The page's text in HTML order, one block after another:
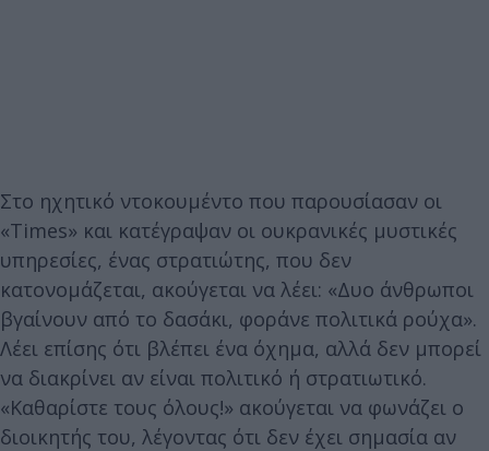
Στο ηχητικό ντοκουμέντο που παρουσίασαν οι
«Times» και κατέγραψαν οι ουκρανικές μυστικές
υπηρεσίες, ένας στρατιώτης, που δεν
κατονομάζεται, ακούγεται να λέει: «Δυο άνθρωποι
βγαίνουν από το δασάκι, φοράνε πολιτικά ρούχα».
Λέει επίσης ότι βλέπει ένα όχημα, αλλά δεν μπορεί
να διακρίνει αν είναι πολιτικό ή στρατιωτικό.
«Καθαρίστε τους όλους!» ακούγεται να φωνάζει ο
διοικητής του, λέγοντας ότι δεν έχει σημασία αν